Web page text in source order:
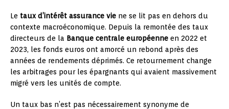
Le taux d’intérêt assurance vie ne se lit pas en dehors du
contexte macroéconomique. Depuis la remontée des taux
directeurs de la Banque centrale européenne en 2022 et
2023, les fonds euros ont amorcé un rebond après des
années de rendements déprimés. Ce retournement change
les arbitrages pour les épargnants qui avaient massivement
migré vers les unités de compte.
Un taux bas n’est pas nécessairement synonyme de